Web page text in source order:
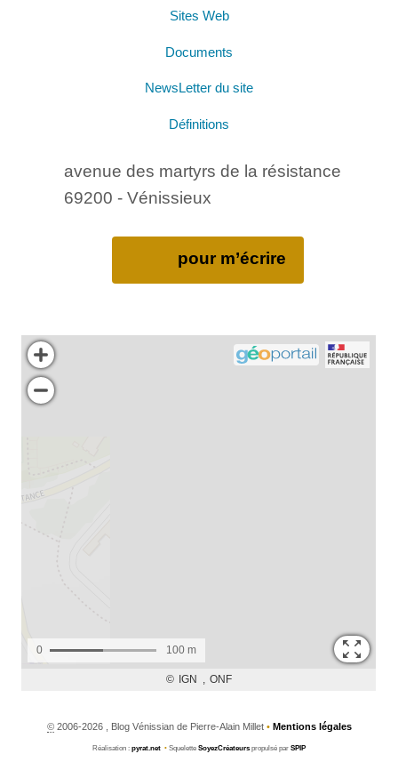
Sites Web
Documents
NewsLetter du site
Définitions
avenue des martyrs de la résistance
69200 - Vénissieux
pour m’écrire
©2006-2026 , Blog Vénissian de Pierre-Alain Millet • Mentions légales
Réalisation : pyrat.net • Squelette SoyezCréateurs propulsé par SPIP